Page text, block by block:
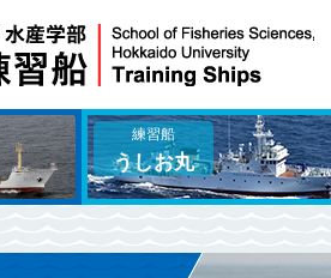
練習船
うしお丸
設備紹介